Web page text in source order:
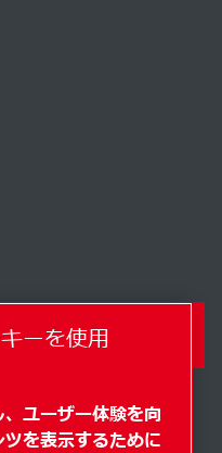
ーム
ーを使用
ユーザー体験を向
を表示するために